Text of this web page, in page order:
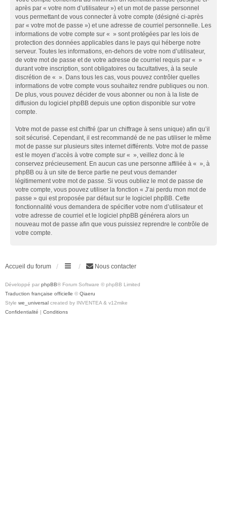
après par « votre nom d’utilisateur ») et un mot de passe personnel
vous permettant de vous connecter à votre compte (désigné ci-après
par « votre mot de passe ») et une adresse de courriel personnelle. Les
informations de votre compte sur « » sont protégées par les lois de
protection des données applicables dans le pays qui héberge notre
serveur. Toutes les informations, en-dehors de votre nom d’utilisateur,
de votre mot de passe et de votre adresse de courriel requis par « »
durant votre inscription, sont obligatoires ou facultatives, à la seule
discrétion de « ». Dans tous les cas, vous pouvez contrôler quelles
informations de votre compte vous souhaitez rendre publiques ou non.
De plus, vous pouvez décider de vous abonner ou non à la liste de
diffusion du logiciel phpBB depuis une option disponible sur votre
compte.
Votre mot de passe est chiffré (par un chiffrage à sens unique) afin qu’il
soit sécurisé. Cependant, il est recommandé de ne pas utiliser le même
mot de passe sur plusieurs sites internet différents. Votre mot de passe
est le moyen d’accès à votre compte sur « », veillez donc à le
conservez précieusement. En aucun cas une personne affiliée à « », à
phpBB ou à un site de tierce partie ne peut vous demander
légitimement votre mot de passe. Si vous oubliez le mot de passe de
votre compte, vous pouvez utiliser la fonction « J’ai perdu mon mot de
passe » qui est proposée par défaut sur le logiciel phpBB. Cette
fonctionnalité vous demandera de spécifier votre nom d’utilisateur et
votre adresse de courriel et le logiciel phpBB générera alors un
nouveau mot de passe afin que vous puissiez reprendre le contrôle de
votre compte.
Accueil du forum Nous contacter
Développé par phpBB® Forum Software © phpBB Limited
Traduction française officielle © Qiaeru
Style we_universal created by INVENTEA & v12mike
Confidentialité | Conditions